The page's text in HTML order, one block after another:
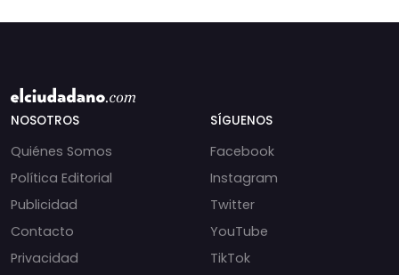
NOSOTROS
Quiénes Somos
Política Editorial
Publicidad
Contacto
Privacidad
SÍGUENOS
Facebook
Instagram
Twitter
YouTube
TikTok